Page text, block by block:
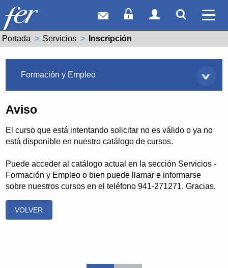
Correo webAcceso Socios
Acceso
Portada Servicios Actual:
Inscripción
Formación y Empleo
Aviso
El curso que está intentando solicitar no es válido o ya no
está disponible en nuestro catálogo de cursos.
Puede acceder al catálogo actual en la sección Servicios -
Formación y Empleo o bien puede llamar e informarse
sobre nuestros cursos en el teléfono 941-271271. Gracias.
VOLVER